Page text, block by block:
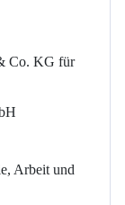
Co. KG für
Arbeit und